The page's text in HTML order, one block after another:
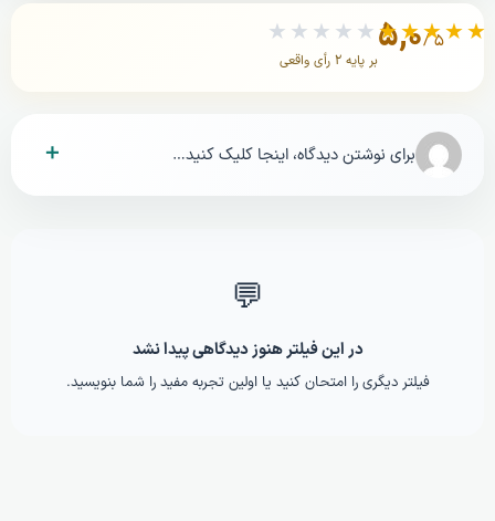
۵,۰/ ۵ ★★★★★★★★★★
بر پایه ۲ رأی واقعی
برای نوشتن دیدگاه، اینجا کلیک کنید… ＋
💬
در این فیلتر هنوز دیدگاهی پیدا نشد
فیلتر دیگری را امتحان کنید یا اولین تجربه مفید را شما بنویسید.